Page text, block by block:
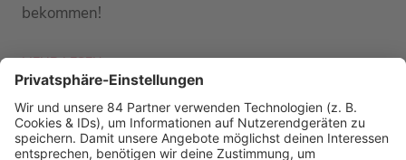
bekommen!
MEHR LESEN
PODCAST-GÄSTE: MEHR NEWS